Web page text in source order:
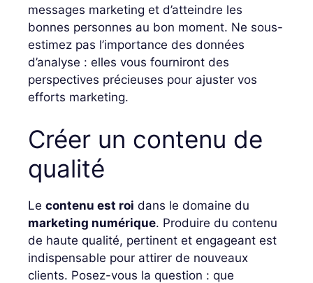
messages marketing et d’atteindre les
bonnes personnes au bon moment. Ne sous-
estimez pas l’importance des données
d’analyse : elles vous fourniront des
perspectives précieuses pour ajuster vos
efforts marketing.
Créer un contenu de
qualité
Le contenu est roi dans le domaine du
marketing numérique. Produire du contenu
de haute qualité, pertinent et engageant est
indispensable pour attirer de nouveaux
clients. Posez-vous la question : que